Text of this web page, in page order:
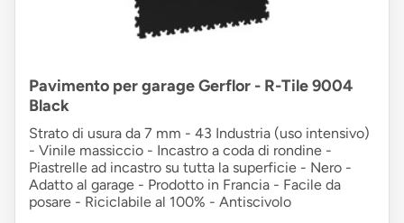
Pavimento per garage Gerflor - R-Tile 9004
Black
Strato di usura da 7 mm - 43 Industria (uso intensivo)
- Vinile massiccio - Incastro a coda di rondine -
Piastrelle ad incastro su tutta la superficie - Nero -
Adatto al garage - Prodotto in Francia - Facile da
posare - Riciclabile al 100% - Antiscivolo